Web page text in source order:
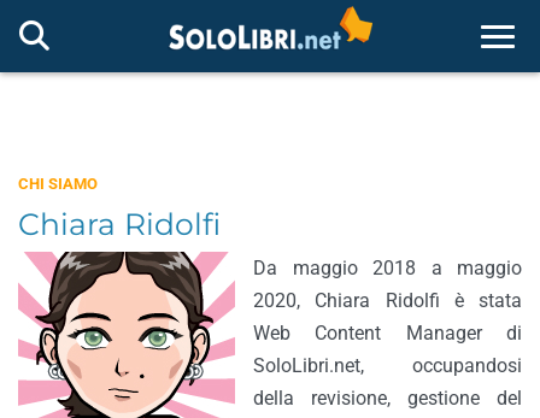
CHI SIAMO
Chiara Ridolfi
Da maggio 2018 a maggio
2020, Chiara Ridolfi è stata
Web Content Manager di
SoloLibri.net, occupandosi
della revisione, gestione del